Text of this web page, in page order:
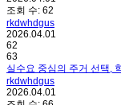
조회 수: 62
rkdwhdgus
2026.04.01
62
63
실수요 중심의 주거 선택,
rkdwhdgus
2026.04.01